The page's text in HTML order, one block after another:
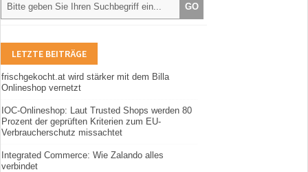
LETZTE BEITRÄGE
frischgekocht.at wird stärker mit dem Billa
Onlineshop vernetzt
IOC-Onlineshop: Laut Trusted Shops werden 80
Prozent der geprüften Kriterien zum EU-
Verbraucherschutz missachtet
Integrated Commerce: Wie Zalando alles
verbindet